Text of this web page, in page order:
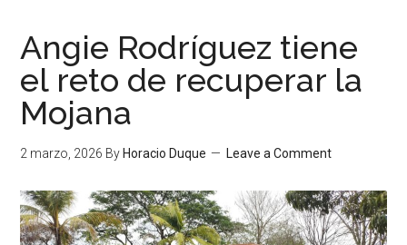
Angie Rodríguez tiene
el reto de recuperar la
Mojana
2 marzo, 2026 By Horacio Duque Leave a Comment